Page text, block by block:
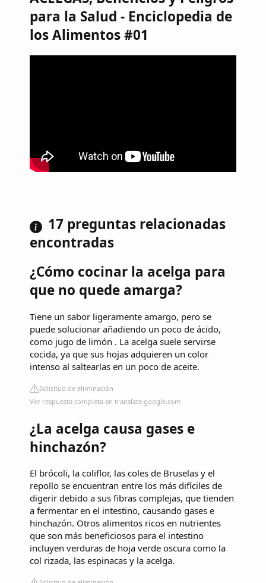
para la Salud - Enciclopedia de
los Alimentos #01
17 preguntas relacionadas
encontradas
¿Cómo cocinar la acelga para
que no quede amarga?
Tiene un sabor ligeramente amargo, pero se
puede solucionar añadiendo un poco de ácido,
como jugo de limón . La acelga suele servirse
cocida, ya que sus hojas adquieren un color
intenso al saltearlas en un poco de aceite.
Solicitud de eliminación
Ver respuesta completa en translate.google.com
¿La acelga causa gases e
hinchazón?
El brócoli, la coliflor, las coles de Bruselas y el
repollo se encuentran entre los más difíciles de
digerir debido a sus fibras complejas, que tienden
a fermentar en el intestino, causando gases e
hinchazón. Otros alimentos ricos en nutrientes
que son más beneficiosos para el intestino
incluyen verduras de hoja verde oscura como la
col rizada, las espinacas y la acelga.